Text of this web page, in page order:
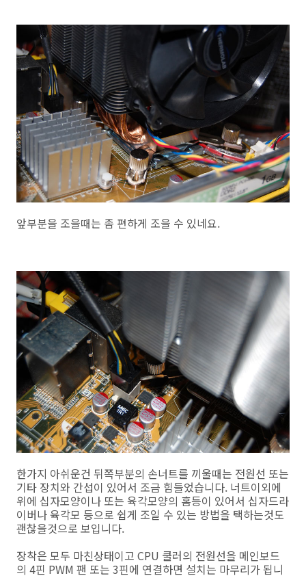
앞부분을 조을때는 좀 편하게 조을 수 있네요.
한가지 아쉬운건 뒤쪽부분의 손너트를 끼울때는 전원선 또는
기타 장치와 간섭이 있어서 조금 힘들었습니다. 너트이외에
위에 십자모양이나 또는 육각모양의 홈등이 있어서 십자드라
이버나 육각모 등으로 쉽게 조일 수 있는 방법을 택하는것도
괜찮을것으로 보입니다.
장착은 모두 마친상태이고 CPU 쿨러의 전원선을 메인보드
의 4핀 PWM 팬 또는 3핀에 연결하면 설치는 마무리가 됩니